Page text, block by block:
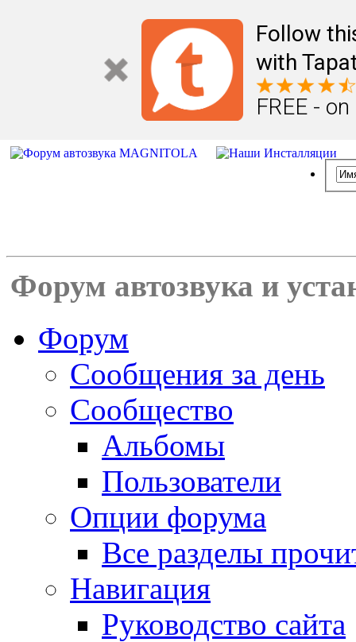
Follow
with
FREE -
Форум автозвука и
Форум
Сообщения за день
Сообщество
Альбомы
Пользователи
Опции форума
Все разделы
Навигация
Руководство сайта